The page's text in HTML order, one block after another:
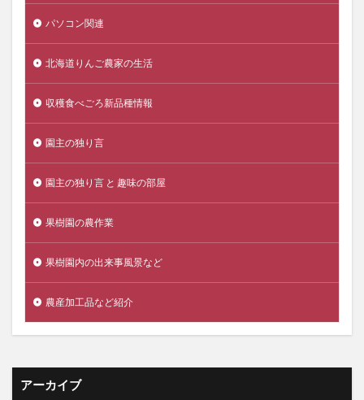
パソコン関連
北海道りんご農家の生活
収穫食べごろ新品種情報
園主の独り言
園主の独り言 と 趣味の部屋
果樹園の農作業
果樹園内の出来事風景など
農産加工品など紹介
アーカイブ